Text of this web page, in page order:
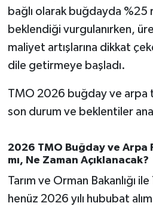
bağlı olarak buğdayda %25
beklendiği vurgulanırken,
maliyet artışlarına dikkat
dile getirmeye başladı.
TMO 2026 buğday ve arpa
son durum ve beklentiler
2026 TMO Buğday ve Arpa
mı, Ne Zaman Açıklanacak?
Tarım ve Orman Bakanlığı
henüz 2026 yılı hububat
MAGAZİN
MANŞET
Manyas
OLAY
Resmi İlanlar